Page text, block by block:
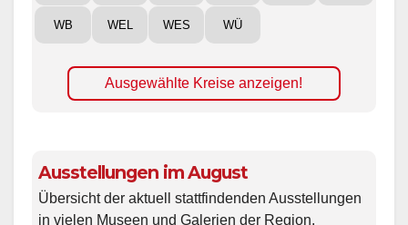
WB WEL WES WÜ
Ausgewählte Kreise anzeigen!
Ausstellungen im August
Übersicht der aktuell stattfindenden Ausstellungen
in vielen Museen und Galerien der Region.